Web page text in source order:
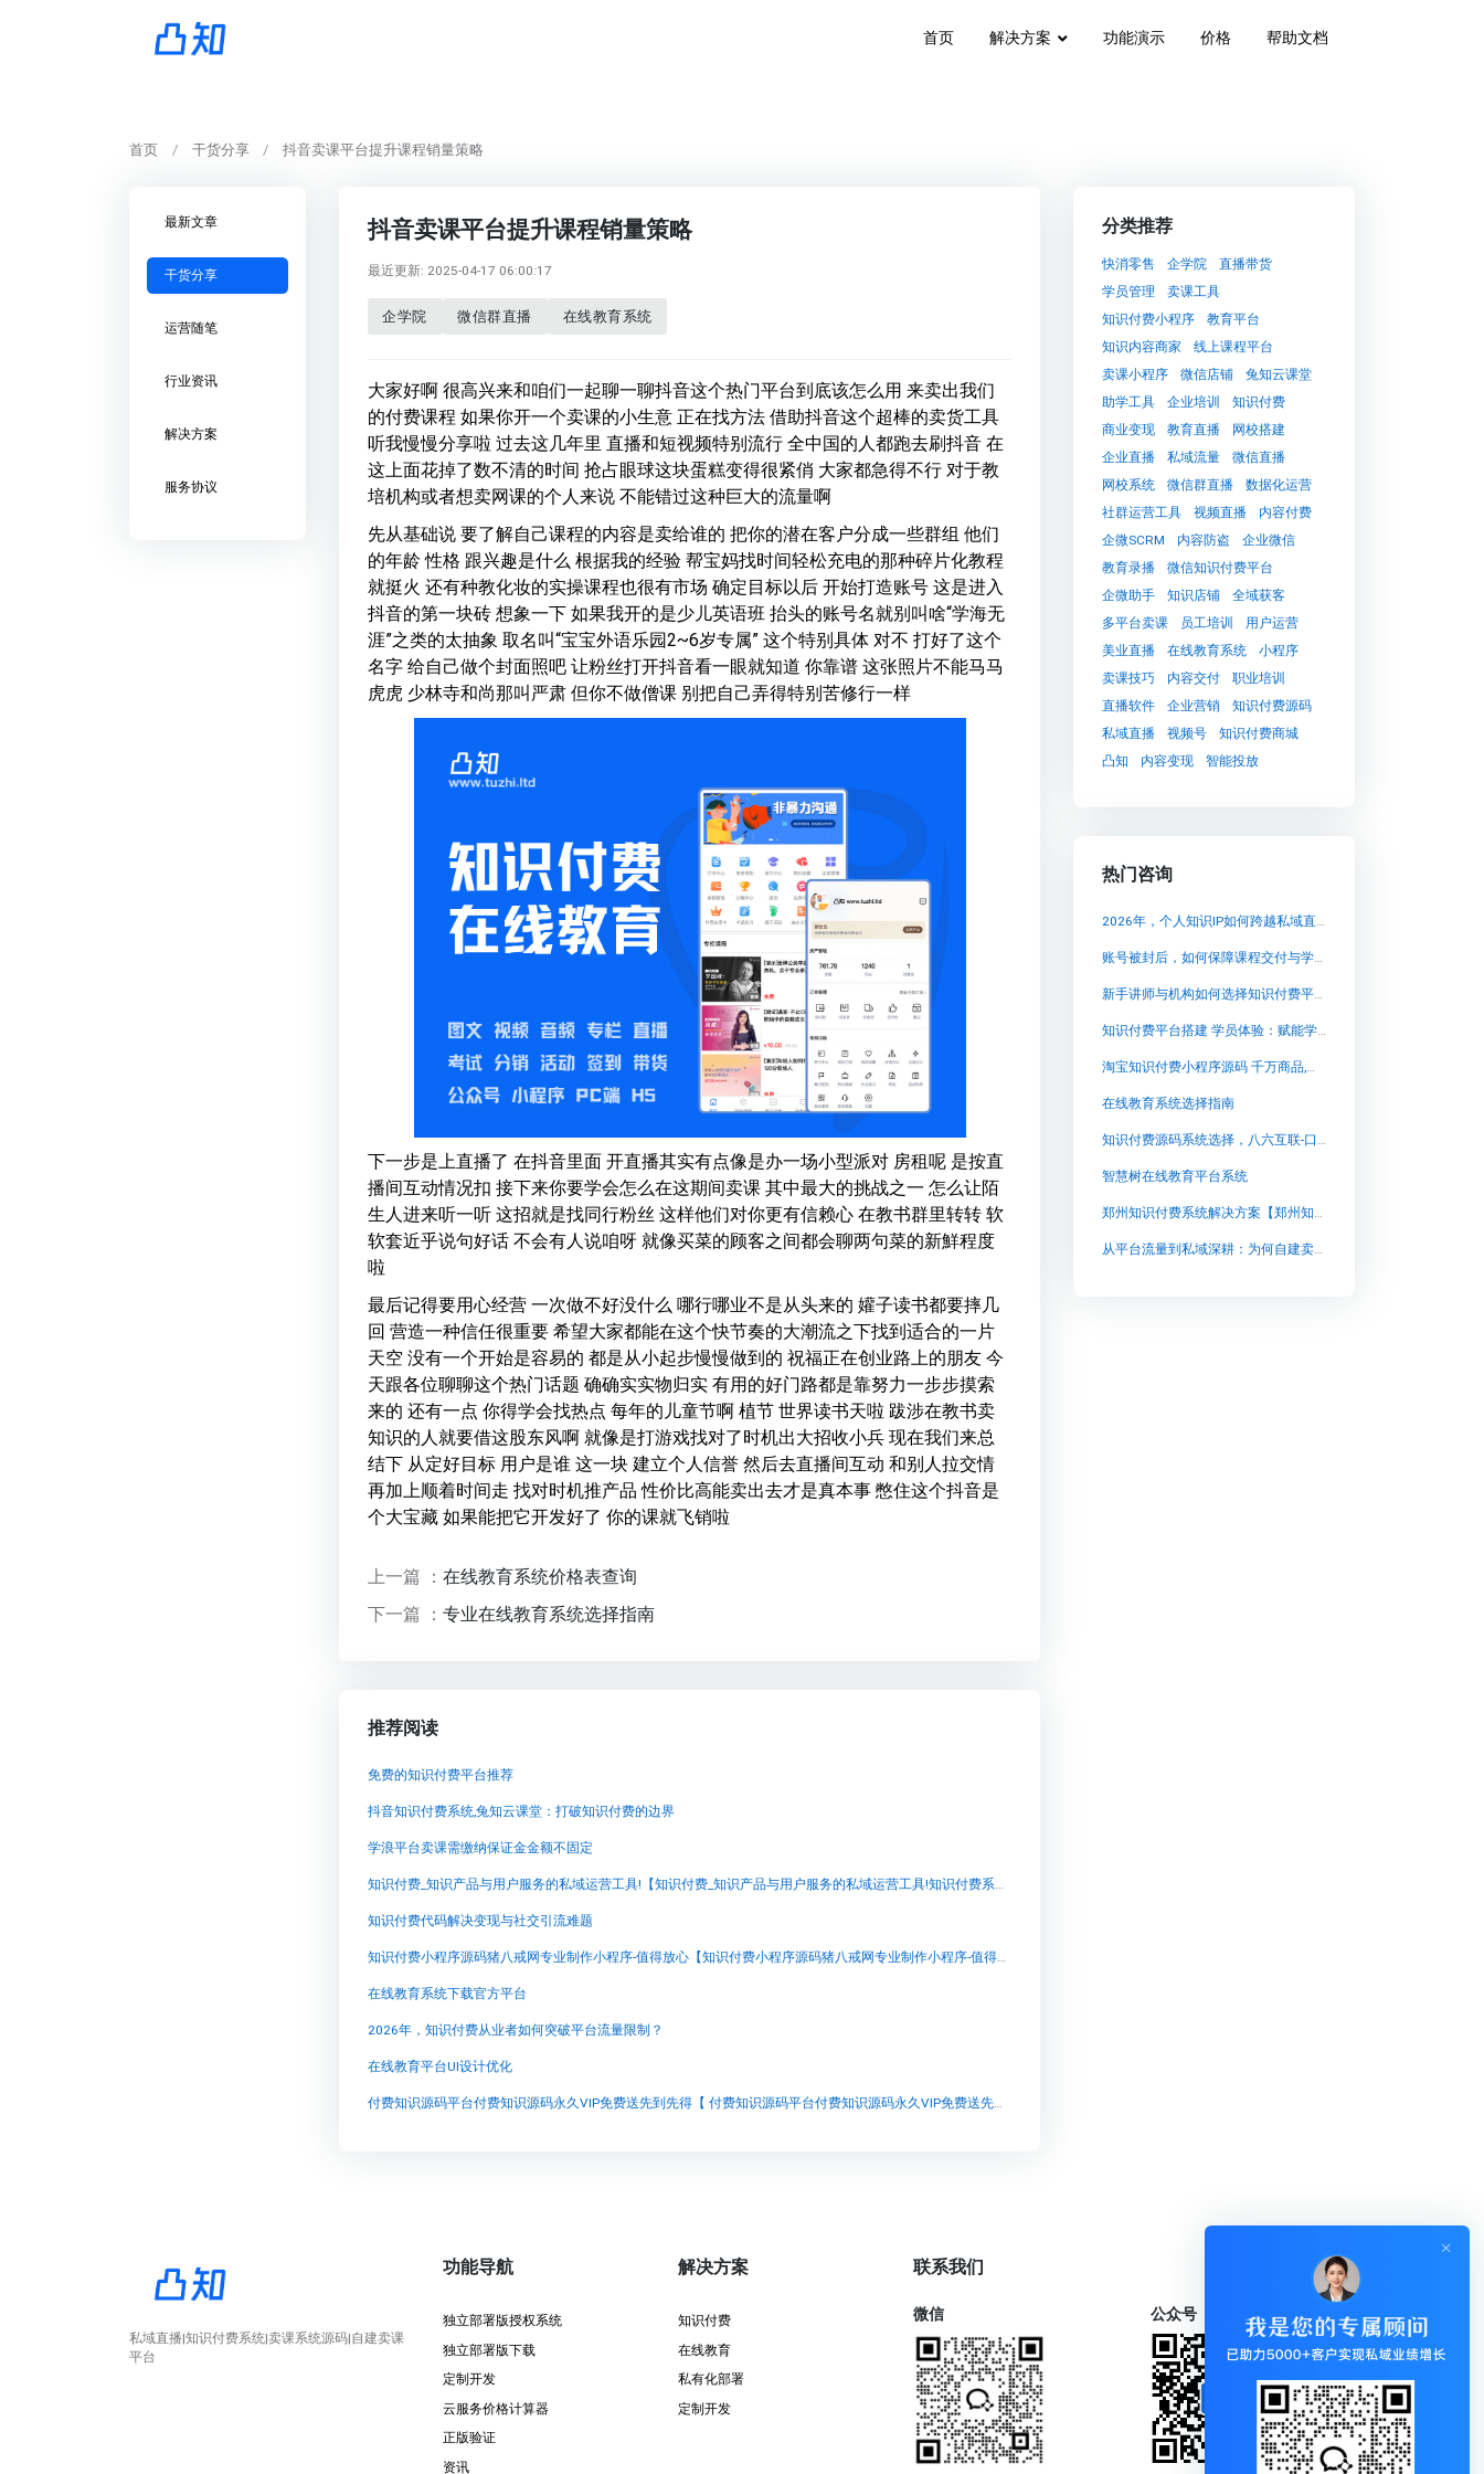
首页 解决方案 功能演示 价格 帮助文档
首页 干货分享 抖音卖课平台提升课程销量策略
最新文章
干货分享
运营随笔
行业资讯
解决方案
服务协议
抖音卖课平台提升课程销量策略
最近更新: 2025-04-17 06:00:17
企学院 微信群直播 在线教育系统
大家好啊 很高兴来和咱们一起聊一聊抖音这个热门平台到底该怎么用 来卖出我们
的付费课程 如果你开一个卖课的小生意 正在找方法 借助抖音这个超棒的卖货工具
听我慢慢分享啦 过去这几年里 直播和短视频特别流行 全中国的人都跑去刷抖音 在
这上面花掉了数不清的时间 抢占眼球这块蛋糕变得很紧俏 大家都急得不行 对于教
培机构或者想卖网课的个人来说 不能错过这种巨大的流量啊
先从基础说 要了解自己课程的内容是卖给谁的 把你的潜在客户分成一些群组 他们
的年龄 性格 跟兴趣是什么 根据我的经验 帮宝妈找时间轻松充电的那种碎片化教程
就挺火 还有种教化妆的实操课程也很有市场 确定目标以后 开始打造账号 这是进入
抖音的第一块砖 想象一下 如果我开的是少儿英语班 抬头的账号名就别叫啥“学海无
涯”之类的太抽象 取名叫“宝宝外语乐园2~6岁专属” 这个特别具体 对不 打好了这个
名字 给自己做个封面照吧 让粉丝打开抖音看一眼就知道 你靠谱 这张照片不能马马
虎虎 少林寺和尚那叫严肃 但你不做僧课 别把自己弄得特别苦修行一样
下一步是上直播了 在抖音里面 开直播其实有点像是办一场小型派对 房租呢 是按直
播间互动情况扣 接下来你要学会怎么在这期间卖课 其中最大的挑战之一 怎么让陌
生人进来听一听 这招就是找同行粉丝 这样他们对你更有信赖心 在教书群里转转 软
软套近乎说句好话 不会有人说咱呀 就像买菜的顾客之间都会聊两句菜的新鮮程度
啦
最后记得要用心经营 一次做不好没什么 哪行哪业不是从头来的 孉子读书都要摔几
回 营造一种信任很重要 希望大家都能在这个快节奏的大潮流之下找到适合的一片
天空 没有一个开始是容易的 都是从小起步慢慢做到的 祝福正在创业路上的朋友 今
天跟各位聊聊这个热门话题 确确实实物归实 有用的好门路都是靠努力一步步摸索
来的 还有一点 你得学会找热点 每年的儿童节啊 植节 世界读书天啦 跋涉在教书卖
知识的人就要借这股东风啊 就像是打游戏找对了时机出大招收小兵 现在我们来总
结下 从定好目标 用户是谁 这一块 建立个人信誉 然后去直播间互动 和别人拉交情
再加上顺着时间走 找对时机推产品 性价比高能卖出去才是真本事 憋住这个抖音是
个大宝藏 如果能把它开发好了 你的课就飞销啦
上一篇 ： 在线教育系统价格表查询
下一篇 ： 专业在线教育系统选择指南
推荐阅读
免费的知识付费平台推荐
抖音知识付费系统,兔知云课堂：打破知识付费的边界
学浪平台卖课需缴纳保证金金额不固定
知识付费_知识产品与用户服务的私域运营工具!【知识付费_知识产品与用户服务的私域运营工具!知识付费系统系统怎么制作，知识付费系统搭建使用教程】
知识付费代码解决变现与社交引流难题
知识付费小程序源码猪八戒网专业制作小程序-值得放心【知识付费小程序源码猪八戒网专业制作小程序-值得放心知识付费系统系统怎么制作，知识付费系统搭建使用教程】
在线教育系统下载官方平台
2026年，知识付费从业者如何突破平台流量限制？
在线教育平台UI设计优化
付费知识源码平台付费知识源码永久VIP免费送先到先得【 付费知识源码平台付费知识源码永久VIP免费送先到先得知识付费系统系统怎么制作，知识付费系统搭建使用教程】
分类推荐
快消零售 企学院
直播带货
学员管理
卖课工具
知识付费小程序
教育平台
知识内容商家
线上课程平台
卖课小程序
微信店铺
兔知云课堂
助学工具
企业培训
知识付费
商业变现
教育直播
网校搭建
企业直播
私域流量
微信直播
网校系统
微信群直播
数据化运营
社群运营工具
视频直播
内容付费
企微SCRM
内容防盗
企业微信
教育录播
微信知识付费平台
企微助手
知识店铺
全域获客
多平台卖课
员工培训
用户运营
美业直播
在线教育系统
小程序
卖课技巧
内容交付
职业培训
直播软件
企业营销
知识付费源码
私域直播
视频号
知识付费商城
凸知
内容变现 智能投放
热门咨询
2026年，个人知识IP如何跨越私域直播的流量与转化双重陷阱？
账号被封后，如何保障课程交付与学员数据安全？
新手讲师与机构如何选择知识付费平台？三种部署模式详解与实操指南
知识付费平台搭建 学员体验：赋能学习的多维度体验
淘宝知识付费小程序源码 千万商品,品类齐全,千..名企【淘宝知识付费小程序源码 千万商品,品类齐全,千..名企知识付费系统系统怎么制作，知识付费系统搭建使用教程】
在线教育系统选择指南
知识付费源码系统选择，八六互联-口碑推荐
智慧树在线教育平台系统
郑州知识付费系统解决方案【郑州知识付费系统解决方案知识付费系统系统怎么制作，知识付费系统搭建使用教程】
从平台流量到私域深耕：为何自建卖课平台成为知识变现新趋势
私域直播|知识付费系统|卖课系统源码|自建卖课
平台
功能导航
独立部署版授权系统
独立部署版下载
定制开发
云服务价格计算器
正版验证
资讯
解决方案
知识付费
在线教育
私有化部署
定制开发
联系我们
微信 公众号